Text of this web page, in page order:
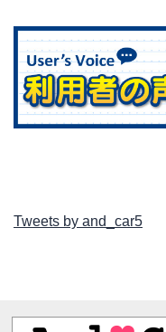
Tweets by and_car5